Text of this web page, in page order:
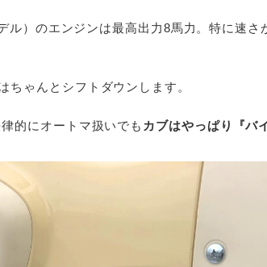
ル）のエンジンは最高出力8馬力。特に速さ
ちゃんとシフトダウンします。
的にオートマ扱いでも カブはやっぱり『バ